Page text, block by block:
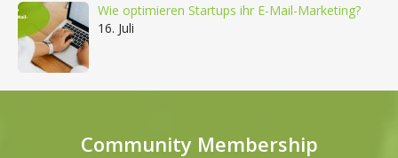
Wie optimieren Startups ihr E-Mail-Marketing?
16. Juli
Community Membership